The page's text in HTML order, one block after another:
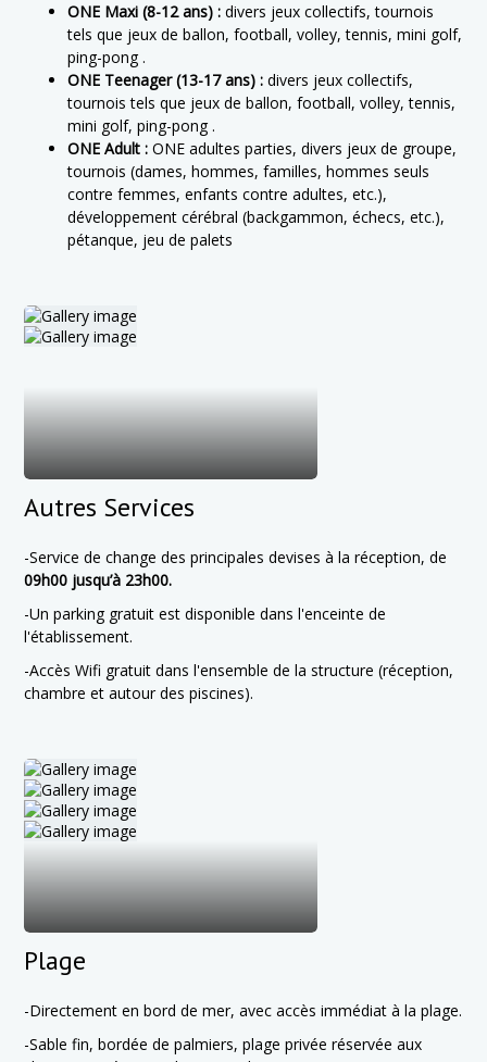
ONE Maxi (8-12 ans) : divers jeux collectifs, tournois
tels que jeux de ballon, football, volley, tennis, mini golf,
ping-pong .
ONE Teenager (13-17 ans) : divers jeux collectifs,
tournois tels que jeux de ballon, football, volley, tennis,
mini golf, ping-pong .
ONE Adult :ONE adultes parties, divers jeux de groupe,
tournois (dames, hommes, familles, hommes seuls
contre femmes, enfants contre adultes, etc.),
développement cérébral (backgammon, échecs, etc.),
pétanque, jeu de palets
Autres Services
-Service de change des principales devises à la réception, de
09h00 jusqu’à 23h00.
-Un parking gratuit est disponible dans l'enceinte de
l'établissement.
-Accès Wifi gratuit dans l'ensemble de la structure (réception,
chambre et autour des piscines).
Plage
-Directement en bord de mer, avec accès immédiat à la plage.
-Sable fin, bordée de palmiers, plage privée réservée aux